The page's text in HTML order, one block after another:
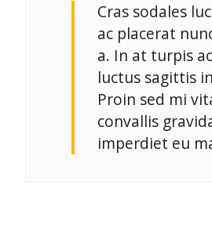
Cras sodales
ac placerat
a. In at turpis
luctus sagittis
Proin sed mi
convallis
imperdiet eu